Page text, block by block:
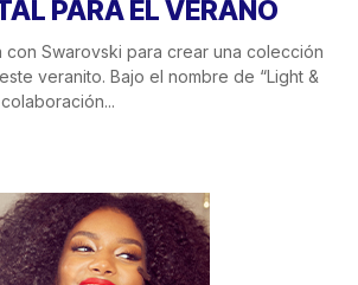
PARA EL VERANO
Swarovski para crear una colección
veranito. Bajo el nombre de “Light &